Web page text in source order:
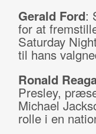
Gerald Ford:
for at
Saturday
til hans
Ronald
Presley,
Michael
rolle i en